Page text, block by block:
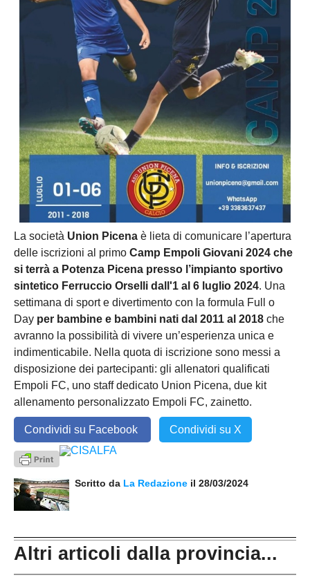
La società Union Picena è lieta di comunicare l’apertura
delle iscrizioni al primo Camp Empoli Giovani 2024 che
si terrà a Potenza Picena presso l’impianto sportivo
sintetico Ferruccio Orselli dall'1 al 6 luglio 2024. Una
settimana di sport e divertimento con la formula Full o
Day per bambine e bambini nati dal 2011 al 2018 che
avranno la possibilità di vivere un’esperienza unica e
indimenticabile. Nella quota di iscrizione sono messi a
disposizione dei partecipanti: gli allenatori qualificati
Empoli FC, uno staff dedicato Union Picena, due kit
allenamento personalizzato Empoli FC, zainetto.
Condividi su Facebook Condividi su X
Scritto da La Redazione il 28/03/2024
Altri articoli dalla provincia...